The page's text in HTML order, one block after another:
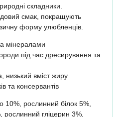
складники.
смак, покращують
форму улюбленців.
мінералами
під час дресирування та
низький вміст жиру
та консервантів
10%, рослинний білок 5%,
гліцерин 3%,